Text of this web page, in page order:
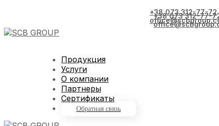
+38 073 312-77-
Продукция
Услуги
О компании
Партнеры
Сертификаты
Обратная связь
+38 073 312-77-72